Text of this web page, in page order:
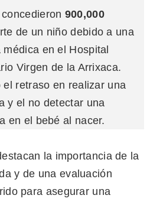
900,000
de un niño debido a una
en el Hospital
Virgen de la Arrixaca.
el retraso en realizar una
y el no detectar una
en el bebé al nacer.
la importancia de la
y de una evaluación
para asegurar una